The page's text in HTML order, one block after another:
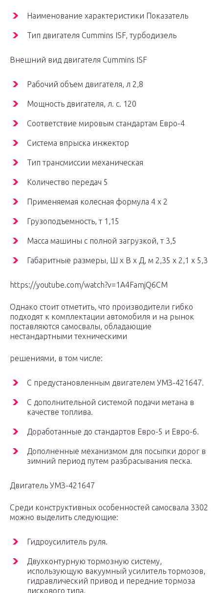
Наименование характеристики Показатель
Тип двигателя Cummins ISF, турбодизель
Внешний вид двигателя Cummins ISF
Рабочий объем двигателя, л 2,8
Мощность двигателя, л. с. 120
Соответствие мировым стандартам Евро-4
Система впрыска инжектор
Тип трансмиссии механическая
Количество передач 5
Применяемая колесная формула 4 х 2
Грузоподъемность, т 1,15
Масса машины с полной загрузкой, т 3,5
Габаритные размеры, Ш х В х Д, м 2,35 х 2,1 х 5,3
https://youtube.com/watch?v=1A4FamjQ6CM
Однако стоит отметить, что производители гибко
подходят к комплектации автомобиля и на рынок
поставляются самосвалы, обладающие
нестандартными техническими
решениями, в том числе:
С предустановленным двигателем УМЗ-421647.
С дополнительной системой подачи метана в
качестве топлива.
Доработанные до стандартов Евро-5 и Евро-6.
Дополненные механизмом для посыпки дорог в
зимний период путем разбрасывания песка.
Двигатель УМЗ-421647
Среди конструктивных особенностей самосвала 3302
можно выделить следующие:
Гидроусилитель руля.
Двухконтурную тормозную систему,
использующую вакуумный усилитель тормозов,
гидравлический привод и передние тормоза
дискового типа.